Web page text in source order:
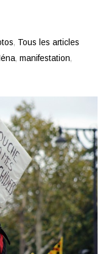
, Tous les articles
Iéna,manifestation,